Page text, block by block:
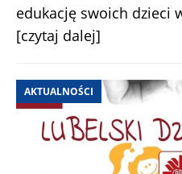
edukację swoich dzieci
[czytaj dalej]
AKTUALNOŚCI